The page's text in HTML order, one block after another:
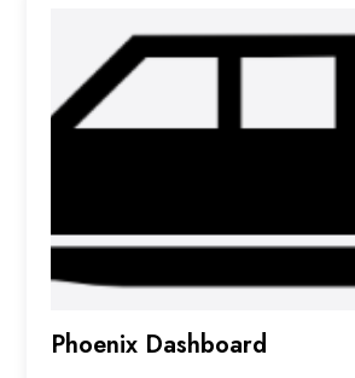
Phoenix Dashboard